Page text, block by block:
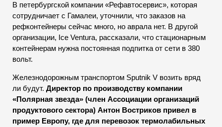
В петербургской компании «Рефавтосервис», которая
сотрудничает с Гамалеи, уточнили, что заказов на
рефконтейнеры сейчас много, но аврала нет. В другой
организации, Ice Ventura, рассказали, что стационарным
контейнерам нужна постоянная подпитка от сети в 380
вольт.
Железнодорожным транспортом Sputnik V возить вряд
ли будут. Директор по производству компании
«Полярная звезда» (член Ассоциации организаций
продуктового сектора) Антон Востриков привел в
пример Европу, где для перевозок термолабильных